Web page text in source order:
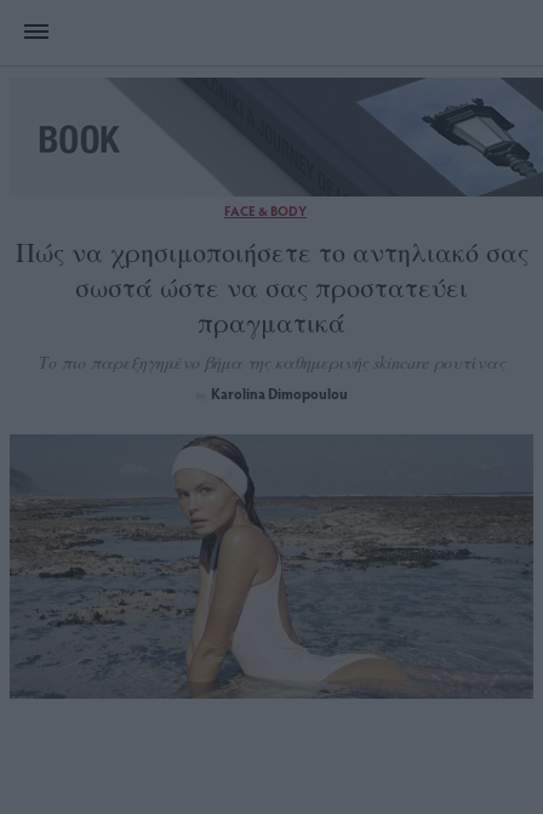
FACE & BODY
Πώς να χρησιμοποιήσετε το αντηλιακό σας
σωστά ώστε να σας προστατεύει
πραγματικά
Το πιο παρεξηγημένο βήμα της καθημερινής skincare ρουτίνας
Karolina Dimopoulou